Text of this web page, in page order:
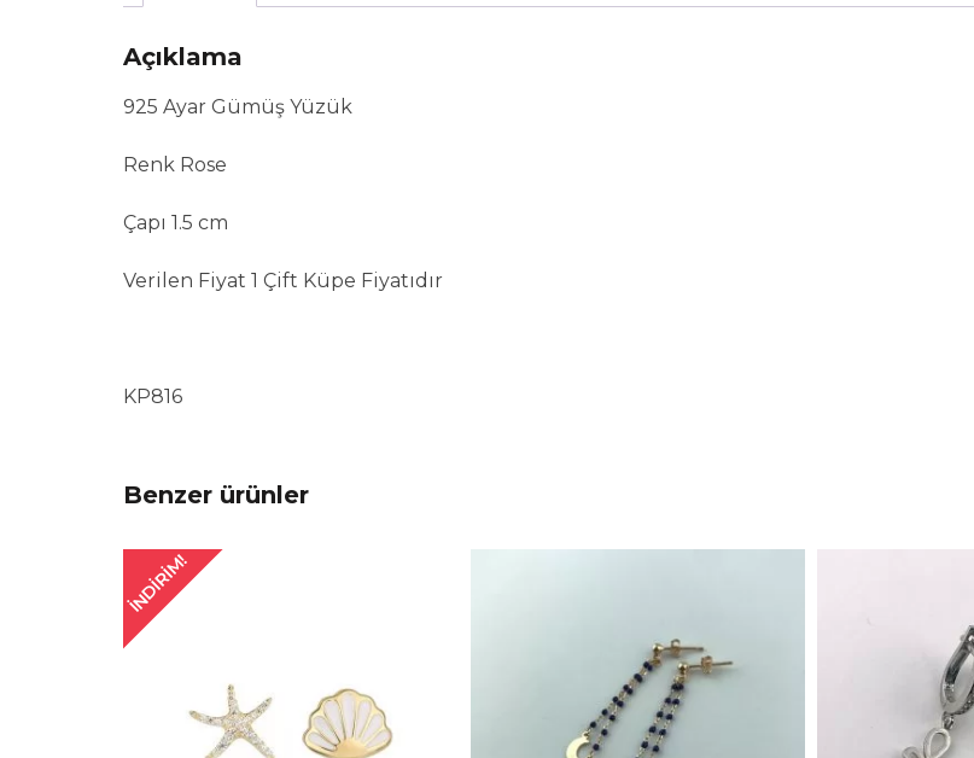
Açıklama
925 Ayar Gümüş Yüzük
Renk Rose
Çapı 1.5 cm
Verilen Fiyat 1 Çift Küpe Fiyatıdır
KP816
Benzer ürünler
İNDIRIM!